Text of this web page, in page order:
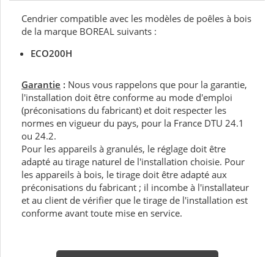
Cendrier compatible avec les modèles de poêles à bois
de la marque BOREAL suivants :
ECO200H
Garantie : Nous vous rappelons que pour la garantie,
l'installation doit être conforme au mode d'emploi
(préconisations du fabricant) et doit respecter les
normes en vigueur du pays, pour la France DTU 24.1
ou 24.2.
Pour les appareils à granulés, le réglage doit être
adapté au tirage naturel de l'installation choisie. Pour
les appareils à bois, le tirage doit être adapté aux
préconisations du fabricant ; il incombe à l'installateur
et au client de vérifier que le tirage de l'installation est
conforme avant toute mise en service.